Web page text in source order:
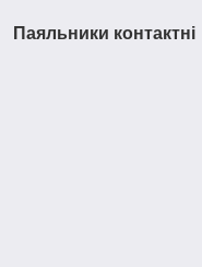
Паяльники контактні